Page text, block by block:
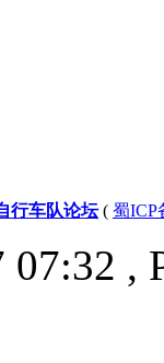
行车队论坛( 蜀ICP
07:32 ,